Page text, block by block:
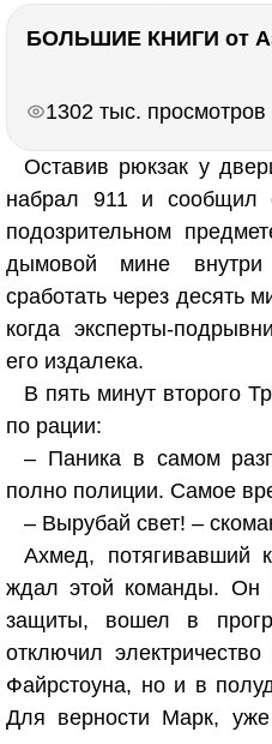
1302 тыс. просмотров
Оставив рюкзак у
набрал 911 и
подозрительном
дымовой мине
сработать через десять
когда эксперты-
его издалека.
В пять минут второго
по рации:
– Паника в самом
полно полиции. Самое
– Вырубай свет! –
Ахмед, потягивавший
ждал этой команды. Он
защиты, вошел в
отключил
Файрстоуна, но и в
Для верности Марк,